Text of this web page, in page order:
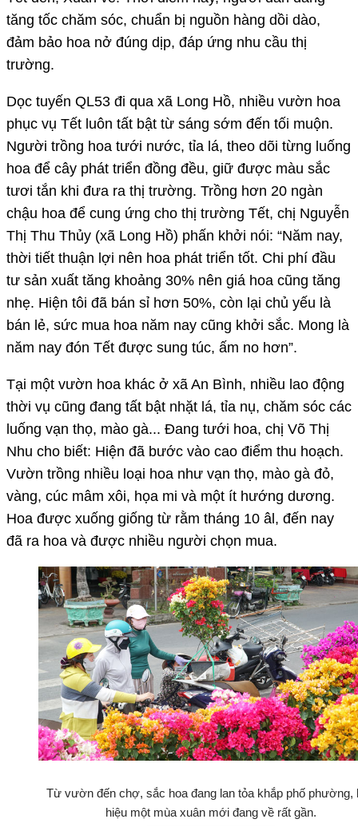
tăng tốc chăm sóc, chuẩn bị nguồn hàng dồi dào,
đảm bảo hoa nở đúng dịp, đáp ứng nhu cầu thị
trường.
Dọc tuyến QL53 đi qua xã Long Hồ, nhiều vườn hoa
phục vụ Tết luôn tất bật từ sáng sớm đến tối muộn.
Người trồng hoa tưới nước, tỉa lá, theo dõi từng luống
hoa để cây phát triển đồng đều, giữ được màu sắc
tươi tắn khi đưa ra thị trường. Trồng hơn 20 ngàn
chậu hoa để cung ứng cho thị trường Tết, chị Nguyễn
Thị Thu Thủy (xã Long Hồ) phấn khởi nói: “Năm nay,
thời tiết thuận lợi nên hoa phát triển tốt. Chi phí đầu
tư sản xuất tăng khoảng 30% nên giá hoa cũng tăng
nhẹ. Hiện tôi đã bán sỉ hơn 50%, còn lại chủ yếu là
bán lẻ, sức mua hoa năm nay cũng khởi sắc. Mong là
năm nay đón Tết được sung túc, ấm no hơn”.
Tại một vườn hoa khác ở xã An Bình, nhiều lao động
thời vụ cũng đang tất bật nhặt lá, tỉa nụ, chăm sóc các
luống vạn thọ, mào gà... Đang tưới hoa, chị Võ Thị
Nhu cho biết: Hiện đã bước vào cao điểm thu hoạch.
Vườn trồng nhiều loại hoa như vạn thọ, mào gà đỏ,
vàng, cúc mâm xôi, họa mi và một ít hướng dương.
Hoa được xuống giống từ rằm tháng 10 âl, đến nay
đã ra hoa và được nhiều người chọn mua.
Từ vườn đến chợ, sắc hoa đang lan tỏa khắp phố phường,
hiệu một mùa xuân mới đang về rất gần.